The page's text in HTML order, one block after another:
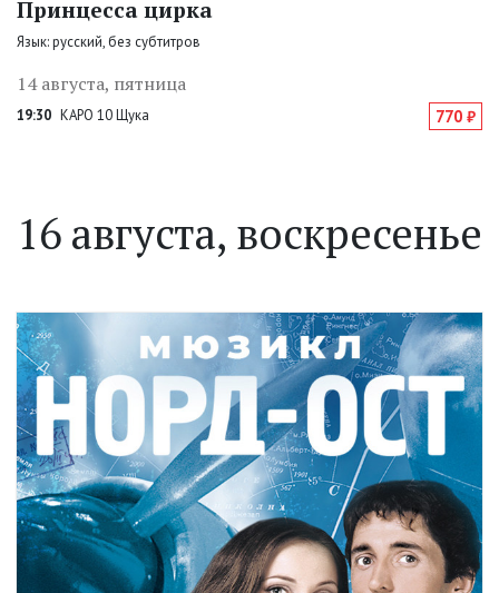
Принцесса цирка
Язык: русский, без субтитров
14 августа, пятница
19:30 КАРО 10 Щука 770 ₽
16 августа, воскресенье